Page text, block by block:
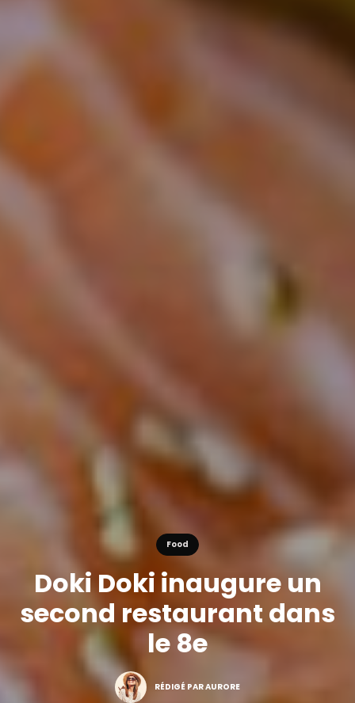
Food
Doki Doki inaugure un
second restaurant dans
le 8e
RÉDIGÉ PAR AURORE